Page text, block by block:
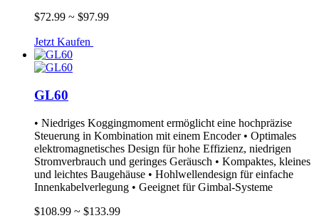
$72.99 ~ $97.99
Jetzt Kaufen
GL60
• Niedriges Koggingmoment ermöglicht eine hochpräzise
Steuerung in Kombination mit einem Encoder • Optimales
elektromagnetisches Design für hohe Effizienz, niedrigen
Stromverbrauch und geringes Geräusch • Kompaktes, kleines
und leichtes Baugehäuse • Hohlwellendesign für einfache
Innenkabelverlegung • Geeignet für Gimbal-Systeme
$108.99 ~ $133.99